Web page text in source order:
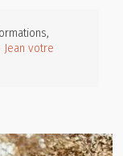
Jean votre